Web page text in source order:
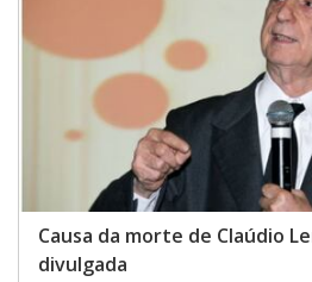
Causa da morte de Claúdio
divulgada